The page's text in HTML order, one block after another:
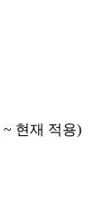
~ 현재 적용)